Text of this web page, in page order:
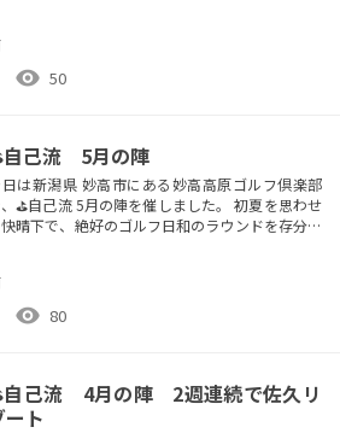
りました。 20年ほど前にTaylormade社製の14
割を購入して使っていたことを思い出して、web
あれこれ物色していたところ、Titleistのプレミ...
visibility 50
自己流 5月の陣
は新潟県 妙高市にある妙高高原ゴルフ倶楽部
⛳️自己流 5月の陣を催しました。 初夏を思わせ
晴下で、絶好のゴルフ日和のラウンドを存分に
2バックのタイマン勝負になってしまいまし
。 ラウンド中に驚いたのは、グリーン1面が約8c
間隔で約8mm程度のエアレーションの穴がボコ
visibility 80
自己流 4月の陣 2週連続で佐久リ
ート